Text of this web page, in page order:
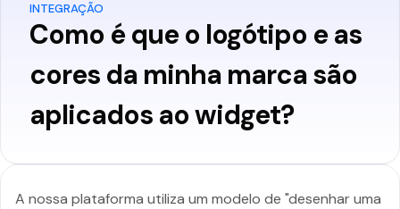
INTEGRAÇÃO
Como é que o logótipo e as
cores da minha marca são
aplicados ao widget?
A nossa plataforma utiliza um modelo de "desenhar uma